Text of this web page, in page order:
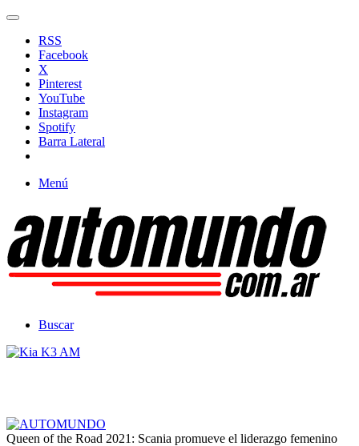
RSS
Facebook
X
Pinterest
YouTube
Instagram
Spotify
Barra Lateral
Menú
Buscar
Queen of the Road 2021: Scania promueve el liderazgo femenino